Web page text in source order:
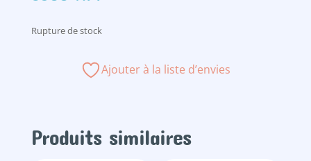
Rupture de stock
Ajouter à la liste d’envies
Produits similaires